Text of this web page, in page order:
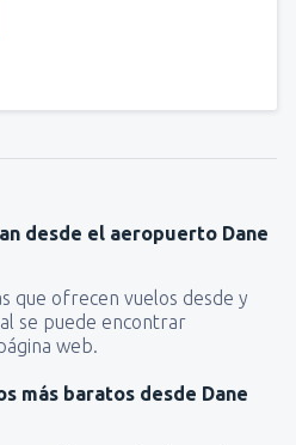
desde el aeropuerto Dane
que ofrecen vuelos desde y
se puede encontrar
web.
más baratos desde Dane